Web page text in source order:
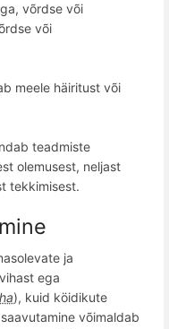
võrdse või
või
meele häiritust või
teadmiste
olemusest, neljast
tekkimisest.
ja
ega
), kuid köidikute
võimaldab